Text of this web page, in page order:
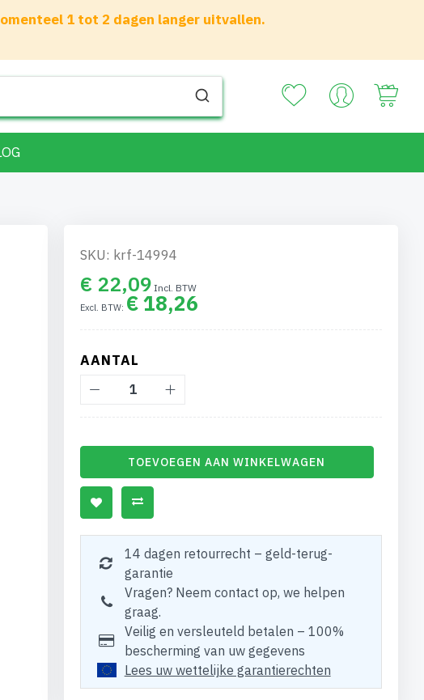
1 tot 2 dagen langer uitvallen.
SKU: krf-14994
€ 22,09
€ 18,26
AANTAL
TOEVOEGEN AAN WINKELWAGEN
14 dagen retourrecht – geld-terug-
garantie
Vragen? Neem contact op, we helpen
graag.
Veilig en versleuteld betalen – 100%
bescherming van uw gegevens
Lees uw wettelijke garantierechten